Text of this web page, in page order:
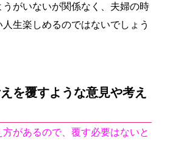
がいないが関係なく、夫婦の時
生楽しめるのではないでしょう
を覆すような意見や考え
方があるので、覆す必要はないと